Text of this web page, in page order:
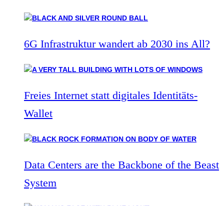
6G Infrastruktur wandert ab 2030 ins All?
Freies Internet statt digitales Identitäts-
Wallet
Data Centers are the Backbone of the Beast
System